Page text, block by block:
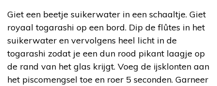
Giet een beetje suikerwater in een schaaltje. Giet
royaal togarashi op een bord. Dip de flûtes in het
suikerwater en vervolgens heel licht in de
togarashi zodat je een dun rood pikant laagje op
de rand van het glas krijgt. Voeg de ijsklonten aan
het piscomengsel toe en roer 5 seconden. Garneer